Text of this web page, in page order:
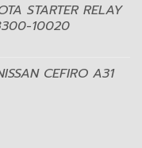
STARTER RELAY
10020
CEFIRO A31